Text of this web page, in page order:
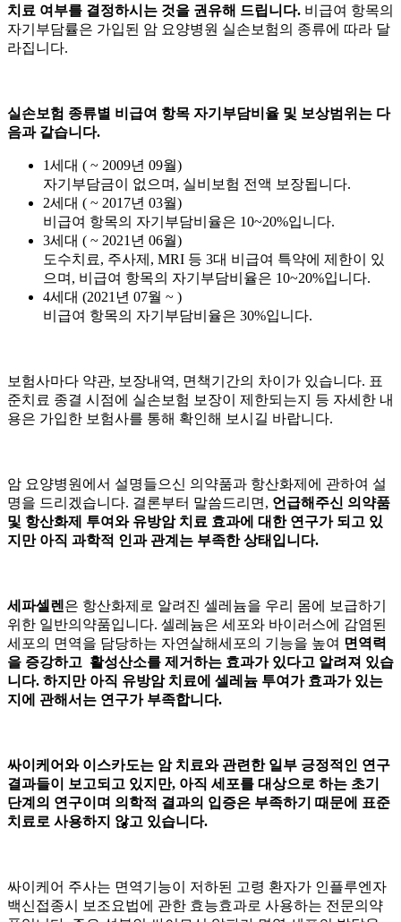
치료 여부를 결정하시는 것을 권유해 드립니다. 비급여 항목의
자기부담률은 가입된 암 요양병원 실손보험의 종류에 따라 달
라집니다.
실손보험 종류별 비급여 항목 자기부담비율 및 보상범위는 다
음과 같습니다.
1세대 ( ~ 2009년 09월)
자기부담금이 없으며, 실비보험 전액 보장됩니다.
2세대 ( ~ 2017년 03월)
비급여 항목의 자기부담비율은 10~20%입니다.
3세대 ( ~ 2021년 06월)
도수치료, 주사제, MRI 등 3대 비급여 특약에 제한이 있
으며, 비급여 항목의 자기부담비율은 10~20%입니다.
4세대 (2021년 07월 ~ )
비급여 항목의 자기부담비율은 30%입니다.
보험사마다 약관, 보장내역, 면책기간의 차이가 있습니다. 표
준치료 종결 시점에 실손보험 보장이 제한되는지 등 자세한 내
용은 가입한 보험사를 통해 확인해 보시길 바랍니다.
암 요양병원에서 설명들으신 의약품과 항산화제에 관하여 설
명을 드리겠습니다. 결론부터 말씀드리면, 언급해주신 의약품
및 항산화제 투여와 유방암 치료 효과에 대한 연구가 되고 있
지만 아직 과학적 인과 관계는 부족한 상태입니다.
세파셀렌 은 항산화제로 알려진 셀레늄을 우리 몸에 보급하기
위한 일반의약품입니다. 셀레늄은 세포와 바이러스에 감염된
세포의 면역을 담당하는 자연살해세포의 기능을 높여 면역력
을 증강하고 활성산소를 제거하는 효과가 있다고 알려져 있습
니다. 하지만 아직 유방암 치료에 셀레늄 투여가 효과가 있는
지에 관해서는 연구가 부족합니다.
싸이케어와 이스카도는 암 치료와 관련한 일부 긍정적인 연구
결과들이 보고되고 있지만, 아직 세포를 대상으로 하는 초기
단계의 연구이며 의학적 결과의 입증은 부족하기 때문에 표준
치료로 사용하지 않고 있습니다.
싸이케어 주사는 면역기능이 저하된 고령 환자가 인플루엔자
백신접종시 보조요법에 관한 효능효과로 사용하는 전문의약